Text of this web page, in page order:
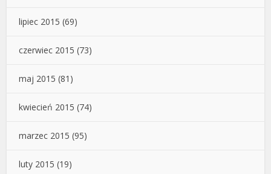
lipiec 2015 (69)
czerwiec 2015 (73)
maj 2015 (81)
kwiecień 2015 (74)
marzec 2015 (95)
luty 2015 (19)